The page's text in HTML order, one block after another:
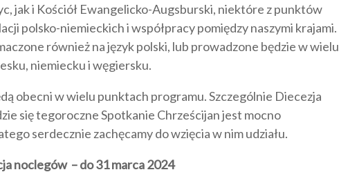
jak i Kościół Ewangelicko-Augsburski, niektóre z punktów
polsko-niemieckich i współpracy pomiędzy naszymi krajami.
również na język polski, lub prowadzone będzie w wielu
niemiecku i węgiersku.
obecni w wielu punktach programu. Szczególnie Diecezja
się tegoroczne Spotkanie Chrześcijan jest mocno
serdecznie zachęcamy do wzięcia w nim udziału.
noclegów – do 31 marca 2024